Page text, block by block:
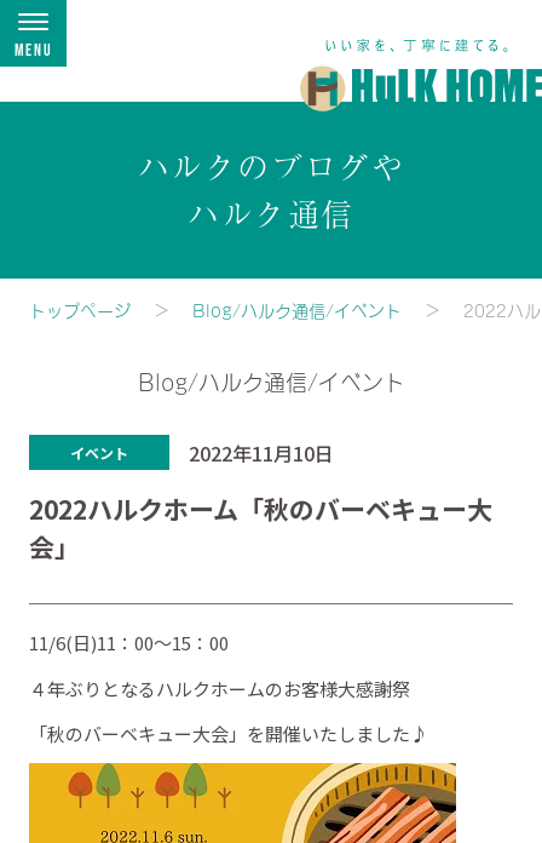
Menu
ハルクのブログや
ハルク通信
トップページ Blog/ハルク通信/イベント 2022ハ
Blog/ハルク通信/イベント
イベント 2022年11月10日
2022ハルクホーム「秋のバーベキュー大
会」
11/6(日)11：00～15：00
４年ぶりとなるハルクホームのお客様大感謝祭
「秋のバーベキュー大会」を開催いたしました♪